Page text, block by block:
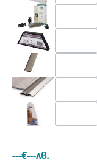
---€---лв.